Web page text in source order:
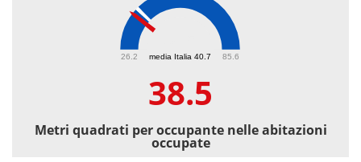
media Italia 40.7
26.2 85.6
38.5
Metri quadrati per occupante nelle abitazioni
occupate